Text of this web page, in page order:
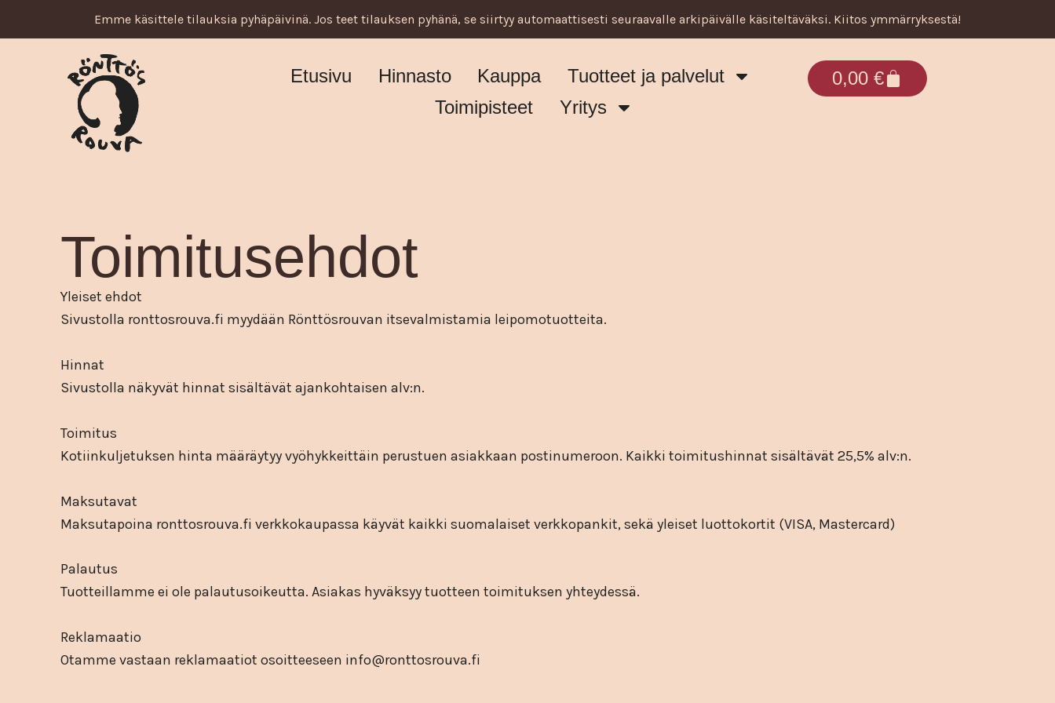
Emme käsittele tilauksia pyhäpäivinä. Jos teet tilauksen pyhänä, se siirtyy automaattisesti seuraavalle arkipäivälle käsiteltäväksi. Kiitos ymmärryksestä!
Etusivu Hinnasto Kauppa
Tuotteet ja palvelut
Toimipisteet
Yritys
0,00€Cart
Toimitusehdot
Yleiset ehdot
Sivustolla ronttosrouva.fi myydään Rönttösrouvan itsevalmistamia leipomotuotteita.
Hinnat
Sivustolla näkyvät hinnat sisältävät ajankohtaisen alv:n.
Toimitus
Kotiinkuljetuksen hinta määräytyy vyöhykkeittäin perustuen asiakkaan postinumeroon. Kaikki toimitushinnat sisältävät 25,5% alv:n.
Maksutavat
Maksutapoina ronttosrouva.fi verkkokaupassa käyvät kaikki suomalaiset verkkopankit, sekä yleiset luottokortit (VISA, Mastercard)
Palautus
Tuotteillamme ei ole palautusoikeutta. Asiakas hyväksyy tuotteen toimituksen yhteydessä.
Reklamaatio
Otamme vastaan reklamaatiot osoitteeseen info@ronttosrouva.fi